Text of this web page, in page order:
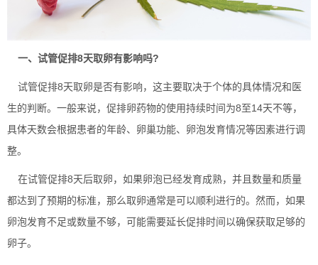
一、试管促排8天取卵有影响吗?
试管促排8天取卵是否有影响，这主要取决于个体的具体情况和医
生的判断。一般来说，促排卵药物的使用持续时间为8至14天不等，
具体天数会根据患者的年龄、卵巢功能、卵泡发育情况等因素进行调
整。
在试管促排8天后取卵，如果卵泡已经发育成熟，并且数量和质量
都达到了预期的标准，那么取卵通常是可以顺利进行的。然而，如果
卵泡发育不足或数量不够，可能需要延长促排时间以确保获取足够的
卵子。